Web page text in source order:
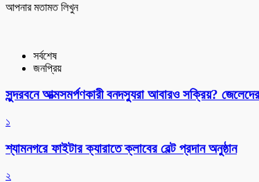
আপনার মতামত লিখুন
সর্বশেষ
জনপ্রিয়
সুন্দরবনে আত্মসমর্পণকারী বনদস্যুরা আবারও সক্রিয়?
১
শ্যামনগরে ফাইটার ক্যারাতে ক্লাবের বেল্ট প্রদান অনুষ্ঠান
২